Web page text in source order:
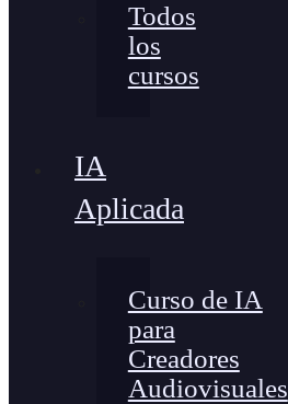
Todos
los
cursos
IA
Aplicada
Curso de IA
para
Creadores
Audiovisuales